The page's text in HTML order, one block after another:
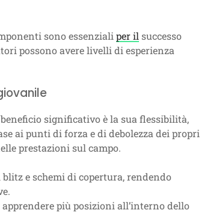
sono essenzialiper ilsuccesso
possono avere livelli di esperienza
significativo è la sua flessibilità,
ai punti di forza e di debolezza dei propri
prestazioni sul campo.
e schemi di copertura, rendendo
più posizioni all’interno dello